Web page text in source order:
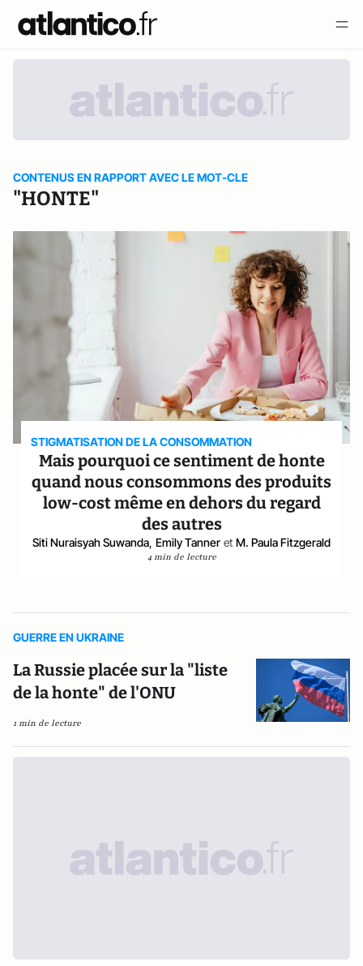
CONTENUS EN RAPPORT AVEC LE MOT-CLE
"HONTE"
STIGMATISATION DE LA CONSOMMATION
Mais pourquoi ce sentiment de honte
quand nous consommons des produits
low-cost même en dehors du regard
des autres
Siti Nuraisyah Suwanda, Emily Tanner et M. Paula Fitzgerald
4 min de lecture
GUERRE EN UKRAINE
La Russie placée sur la "liste
de la honte" de l'ONU
1 min de lecture